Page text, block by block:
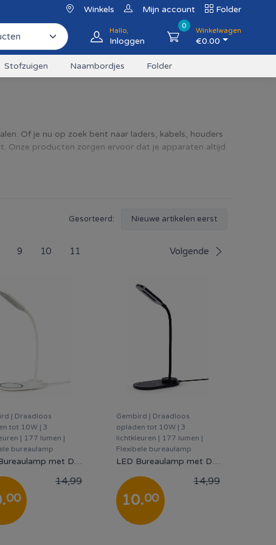
Winkels Mijn account Folder
Hallo,
Inloggen
0
Winkelwagen
€0.00
Stofzuigen Naambordjes Folder
Of je nu op zoek bent naar laders, kabels, houders
Onze producten zorgen ervoor dat je apparaten altijd
Gesorteerd: Nieuwe artikelen eerst
9 10 11 Volgende
| Draadloos
tot 10W | 3
| 177 lumen |
bureaulamp
LED Bureaulamp met Draadloze Oplader | 10W Qi Snelladen - Wit
14,99
.00
Gembird | Draadloos
opladen tot 10W | 3
lichtkleuren | 177 lumen |
Flexibele bureaulamp
LED Bureaulamp met Draadloze Oplader | 10W Qi Snelladen - Zwart
14,99
10.00